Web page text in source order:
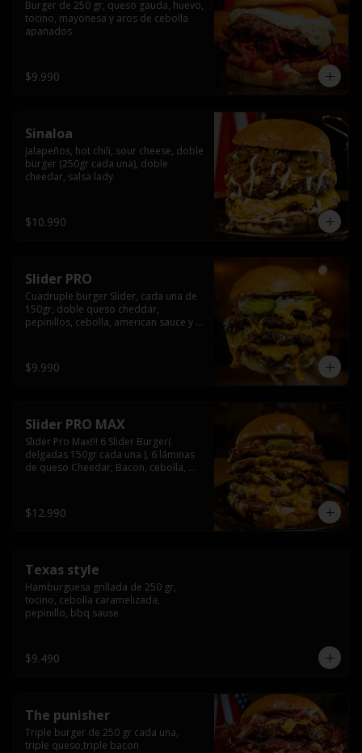
Burger de 250 gr, queso gauda, huevo,
tocino, mayonesa y aros de cebolla
apanados
$9.990
Sinaloa
Jalapeños, hot chili, sour cheese, doble
burger (250gr cada una), doble
cheedar, salsa lady
$10.990
Slider PRO
Cuadruple burger Slider, cada una de
150gr, doble queso cheddar,
pepinillos, cebolla, american sauce y
$9.990
Slider PRO MAX
Slider Pro Max!!! 6 Slider Burger(
delgadas 150gr cada una ), 6 láminas
de queso Cheedar, Bacon, cebolla,
$12.990
Texas style
Hamburguesa grillada de 250 gr,
tocino, cebolla caramelizada,
pepinillo, bbq sause
$9.490
The punisher
Triple burger de 250 gr cada una,
triple queso,triple bacon